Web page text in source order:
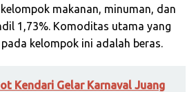
makanan, minuman, dan
1,73%. Komoditas utama yang
kelompok ini adalah beras.
Kendari Gelar Karnaval Juang